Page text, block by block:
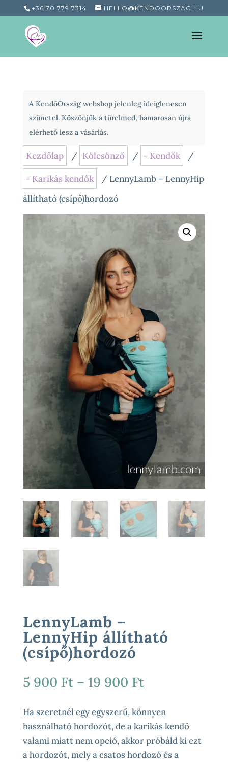
+36 70 779 7314 HELLO@KENDOORSZAG.HU
A KendőOrszág webshop jelenleg ideiglenesen
szünetel. Köszönjük a türelmed, hamarosan újra
elérhető lesz a vásárlás.
Kezdőlap / Kölcsönző / - Kendők /
- Karikás kendők
/ LennyLamb – LennyHip
állítható (csípő)hordozó
LennyLamb –
LennyHip állítható
(csípő)hordozó
5 900 Ft – 19 900 FtÁrtartomány:
900 Ft
-
19
900 Ft
Ha szeretnél egy egyszerű, könnyen
használható hordozót, de a karikás kendő
valami miatt nem opció, akkor próbáld ki ezt
a hordozót, mely a csatos hordozó és a